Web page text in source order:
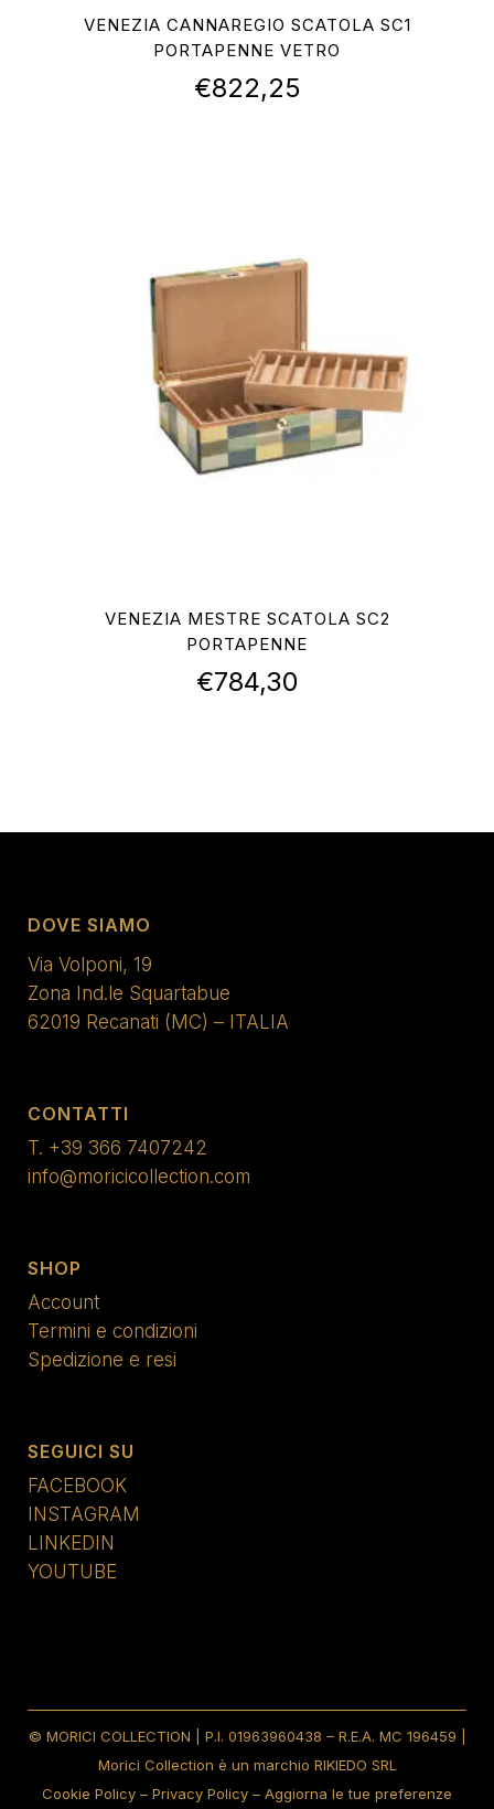
VENEZIA CANNAREGIO SCATOLA SC1
PORTAPENNE VETRO
€822,25
VENEZIA MESTRE SCATOLA SC2
PORTAPENNE
€784,30
DOVE SIAMO
Via Volponi, 19
Zona Ind.le Squartabue
62019 Recanati (MC) – ITALIA
CONTATTI
T. +39 366 7407242
info@moricicollection.com
SHOP
Account
Termini e condizioni
Spedizione e resi
SEGUICI SU
FACEBOOK
INSTAGRAM
LINKEDIN
YOUTUBE
© MORICI COLLECTION | P.I. 01963960438 – R.E.A. MC 196459 |
Morici Collection è un marchio RIKIEDO SRL
Cookie Policy – Privacy Policy – Aggiorna le tue preferenze